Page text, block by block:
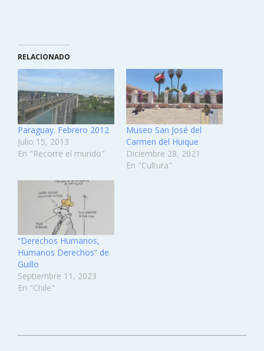
RELACIONADO
Paraguay. Febrero 2012
Julio 15, 2013
En "Recorre el mundo"
Museo San José del
Carmen del Huique
Diciembre 28, 2021
En "Cultura"
“Derechos Humanos,
Humanos Derechos” de
Guillo
Septiembre 11, 2023
En "Chile"